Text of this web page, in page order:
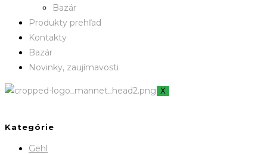
Bazár
Produkty prehľad
Kontakty
Bazár
Novinky, zaujímavosti
X
Kategórie
Gehl